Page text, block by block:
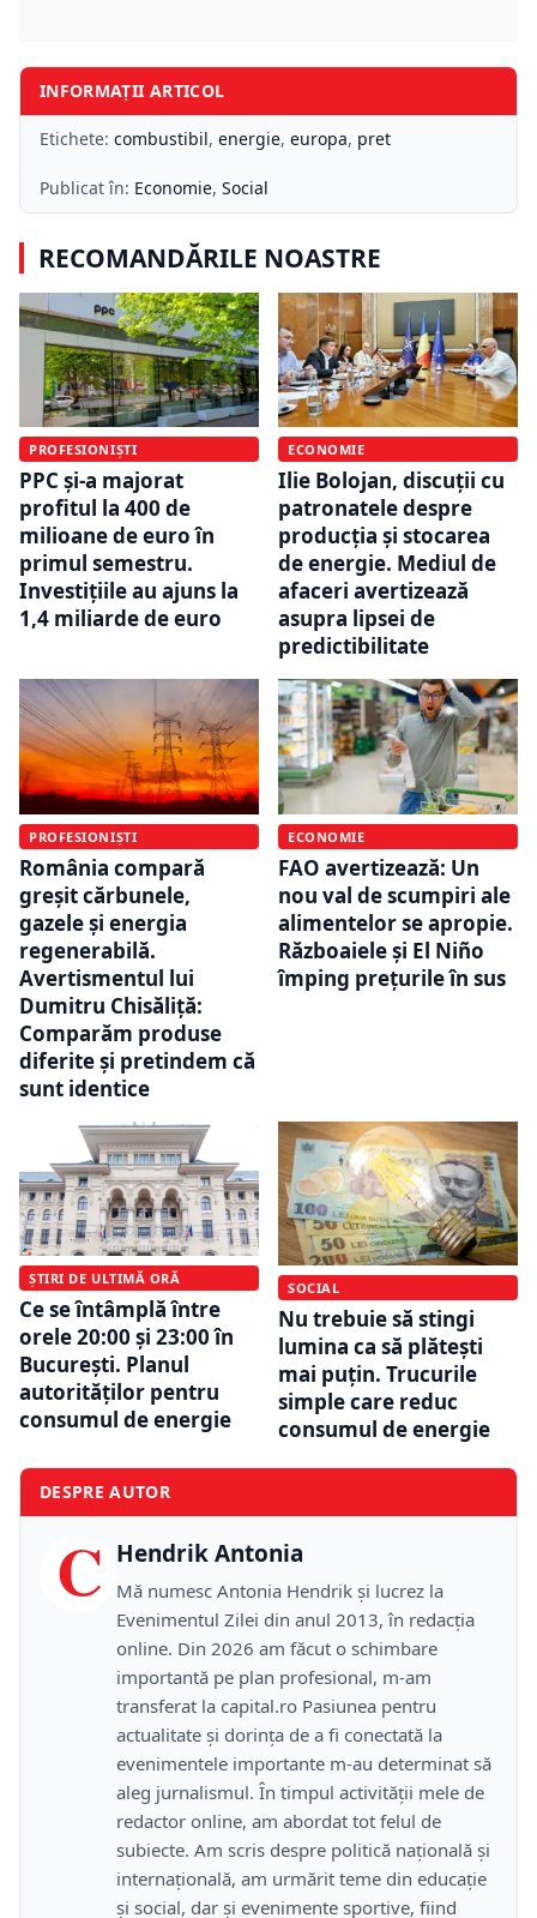
INFORMAȚII ARTICOL
Etichete: combustibil, energie, europa, pret
Publicat în: Economie, Social
RECOMANDĂRILE NOASTRE
PROFESIONIȘTI
PPC și-a majorat
profitul la 400 de
milioane de euro în
primul semestru.
Investițiile au ajuns la
1,4 miliarde de euro
ECONOMIE
Ilie Bolojan, discuții cu
patronatele despre
producția și stocarea
de energie. Mediul de
afaceri avertizează
asupra lipsei de
predictibilitate
PROFESIONIȘTI
România compară
greșit cărbunele,
gazele și energia
regenerabilă.
Avertismentul lui
Dumitru Chisăliță:
Comparăm produse
diferite și pretindem că
sunt identice
ECONOMIE
FAO avertizează: Un
nou val de scumpiri ale
alimentelor se apropie.
Războaiele și El Niño
împing prețurile în sus
ȘTIRI DE ULTIMĂ ORĂ
Ce se întâmplă între
orele 20:00 și 23:00 în
București. Planul
autorităților pentru
consumul de energie
SOCIAL
Nu trebuie să stingi
lumina ca să plătești
mai puțin. Trucurile
simple care reduc
consumul de energie
DESPRE AUTOR
C Hendrik Antonia
Mă numesc Antonia Hendrik și lucrez la
Evenimentul Zilei din anul 2013, în redacția
online. Din 2026 am făcut o schimbare
importantă pe plan profesional, m-am
transferat la capital.ro Pasiunea pentru
actualitate și dorința de a fi conectată la
evenimentele importante m-au determinat să
aleg jurnalismul. În timpul activității mele de
redactor online, am abordat tot felul de
subiecte. Am scris despre politică națională și
internațională, am urmărit teme din educație
și social, dar și evenimente sportive, fiind